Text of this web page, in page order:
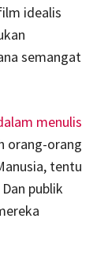
idealis
semangat
menulis
orang-orang
tentu
publik